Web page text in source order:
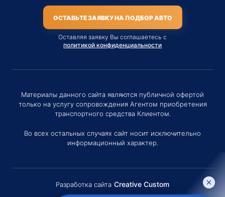
ОСТАВЬТЕ ЗАЯВКУ НА ПОДБОР АВТО
Оставляя заявку Вы соглашаетесь с
политикой конфиденциальности
Материалы данного сайта являются публичной офертой
только на услугу сопровождения Агентом приобретения
транспортного средства Клиентом.
Во всех остальных случаях сайт носит исключительно
информационный характер.
Разработка сайта Creative Custom